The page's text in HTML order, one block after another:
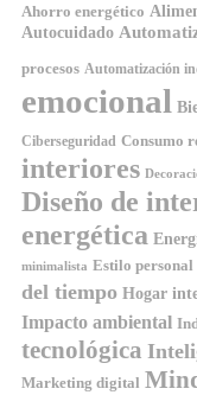
Ahorro energético
Autocuidado
procesos Automatización
emocional
Ciberseguridad Consumo
interiores
Diseño de
energética
minimalista Estilo personal
del tiempo Hogar
Impacto ambiental
tecnológica
Marketing digital